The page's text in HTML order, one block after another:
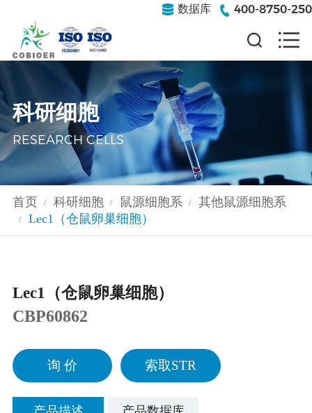
数据库 400-8750-250
科研细胞
RESEARCH CELLS
首页 / 科研细胞 / 鼠源细胞系 / 其他鼠源细胞系
/ Lec1（仓鼠卵巢细胞）
Lec1（仓鼠卵巢细胞）
CBP60862
询 价 索取STR